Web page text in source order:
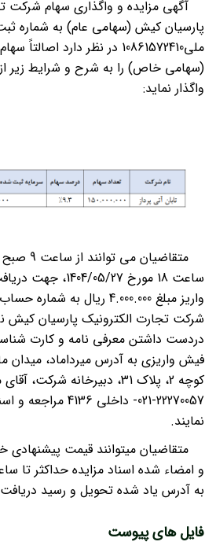
آگهی مزایده و واگذاری سهام شرکت
ملی10861572410 در نظر دارد
(سهامی خاص) را به شرح و شرایط زیر
واگذار نماید:
ساعت 18 مورخ 1404/
شرکت تجارت الکترونیک پارسیان کیش
دردست داشتن معرفی نامه و کارت
فیش واریزی به آدرس میرداماد، میدان
کوچه 2، پلاک 31، دبیرخانه
22270057-021- داخلی
نمایند.
متقاضیان می­توانند قیمت پیشنهادی
به آدرس یاد شده تحویل و رسید دریافت
فایل های پیوست